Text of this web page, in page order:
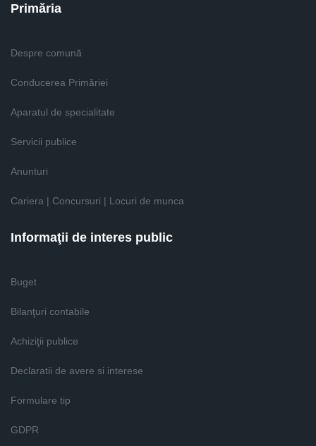
Primăria
Despre comună
Conducerea Primăriei
Aparatul de specialitate
Servicii publice
Anunturi
Cariera | Concursuri | Locuri de munca
Informaţii de interes public
Buget
Bilanţuri contabile
Achiziţii publice
Declaratii de avere si interese
Formulare tip
GDPR